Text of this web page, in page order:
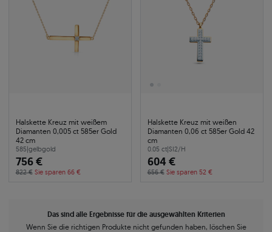
Halskette Kreuz mit weißem
Diamanten 0,005 ct 585er Gold
42 cm
585|gelbgold
756 €
822 € Sie sparen 66 €
Halskette Kreuz mit weißen
Diamanten 0,06 ct 585er Gold 42
cm
0.05 ct|SI2/H
604 €
656 € Sie sparen 52 €
Das sind alle Ergebnisse für die ausgewählten Kriterien
Wenn Sie die richtigen Produkte nicht gefunden haben, löschen Sie